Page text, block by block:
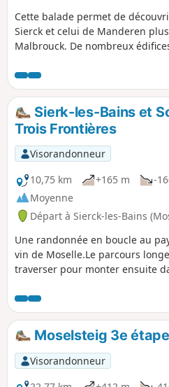
Cette balade permet de
Sierck et celui de Manderen
Malbrouck. De nombreux
permet de découvrir une flore
parcours sur le sentier de la
Montenach), la faune est aussi
pics vert). A voir aussi deux
avec leur anciennes bâtisses.
Sierk-les-Bains et
Trois Frontières
Visorandonneur
10,75 km
+165 m -
Moyenne
Départ à Sierck-les-Bains
Une randonnée en boucle au
vin de Moselle.Le parcours
traverser pour monter ensuite
vallée, les vignes et les villages
et Sierk.
Moselsteig 3e
Visorandonneur